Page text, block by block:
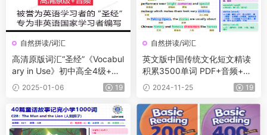
自然拼读/词汇
高清原版词汇“圣经”《Vocabul
ary in Use》初中高全4级+音
频 专为非英语国家学习者编写
2025-01-06 19
自然拼读/词汇
英文版中国传统文化短文精读
积累3500单词 PDF+音频+单
词默写卡
2024-11-25 19